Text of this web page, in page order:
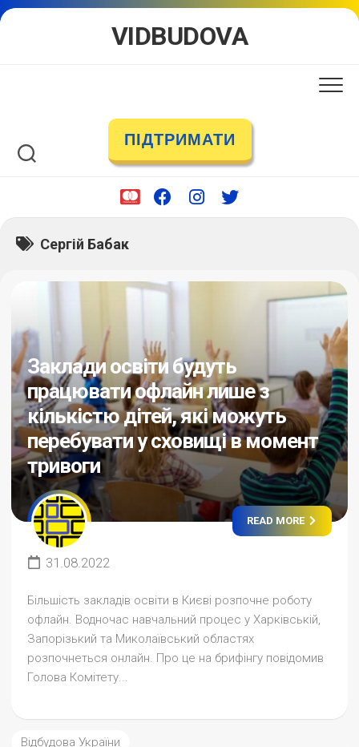
Skip
VIDBUDOVA
ПІДТРИМАТИ
Сергій Бабак
Заклади освіти будуть
працювати офлайн лише з
кількістю дітей, які можуть
перебувати у сховищі в момент
тривоги
READ MORE
31.08.2022
Більшість закладів освіти в Києві розпочне роботу
офлайн. Водночас навчальний процес у Харківській,
Запорізький та Миколаївський областях
розпочнеться онлайн. Про це на брифінгу повідомив
Голова Комітету...
Відбудова України